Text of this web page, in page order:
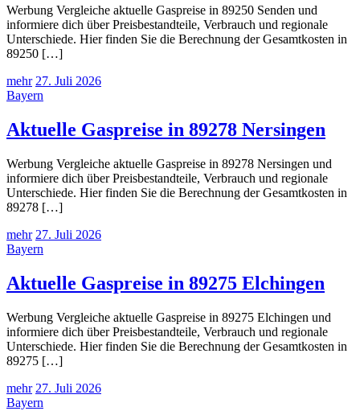
Werbung Vergleiche aktuelle Gaspreise in 89250 Senden und
informiere dich über Preisbestandteile, Verbrauch und regionale
Unterschiede. Hier finden Sie die Berechnung der Gesamtkosten in
89250 […]
mehr 27. Juli 2026
Bayern
Aktuelle Gaspreise in 89278 Nersingen
Werbung Vergleiche aktuelle Gaspreise in 89278 Nersingen und
informiere dich über Preisbestandteile, Verbrauch und regionale
Unterschiede. Hier finden Sie die Berechnung der Gesamtkosten in
89278 […]
mehr 27. Juli 2026
Bayern
Aktuelle Gaspreise in 89275 Elchingen
Werbung Vergleiche aktuelle Gaspreise in 89275 Elchingen und
informiere dich über Preisbestandteile, Verbrauch und regionale
Unterschiede. Hier finden Sie die Berechnung der Gesamtkosten in
89275 […]
mehr 27. Juli 2026
Bayern